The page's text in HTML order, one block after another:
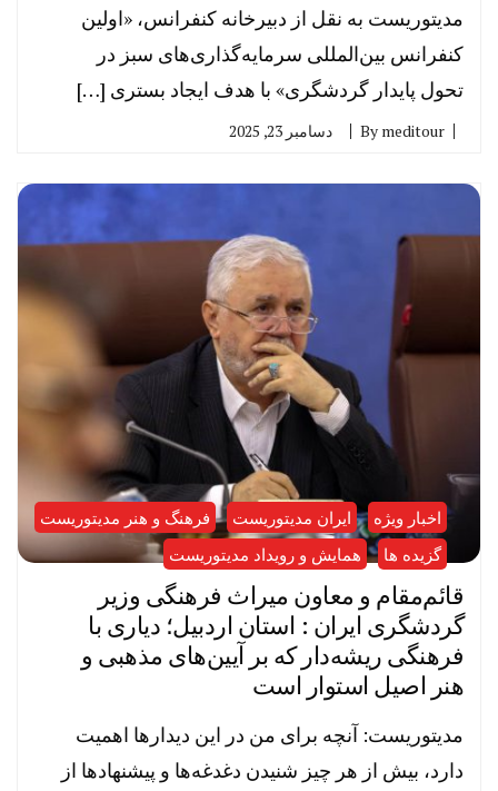
مدیتوریست به نقل از دبیرخانه کنفرانس، «اولین
کنفرانس بین‌المللی سرمایه‌گذاری‌های سبز در
تحول پایدار گردشگری» با هدف ایجاد بستری […]
By meditour دسامبر 23, 2025
اخبار ویژه ایران مدیتوریست
فرهنگ و هنر مدیتوریست
گزیده ها
همایش و رویداد مدیتوریست
قائم‌مقام و معاون میراث فرهنگی وزير
گردشگری ایران : استان اردبیل؛ دیاری با
فرهنگی ریشه‌دار که بر آیین‌های مذهبی و
هنر اصیل استوار است
مدیتوریست: آنچه برای من در این دیدارها اهمیت
دارد، بیش از هر چیز شنیدن دغدغه‌ها و پیشنهادها از